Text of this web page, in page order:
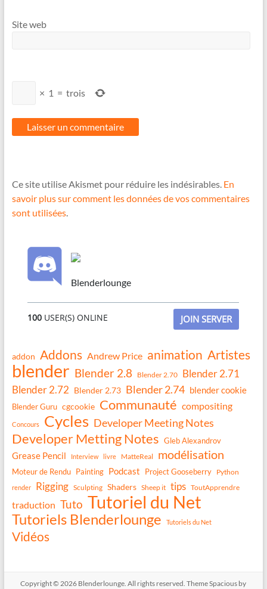
Site web
× 1 = trois
Ce site utilise Akismet pour réduire les indésirables. En
savoir plus sur comment les données de vos commentaires
sont utilisées.
Blenderlounge
100 USER(S) ONLINE JOIN SERVER
addon Addons Andrew Price animation Artistes
blender Blender 2.8 Blender 2.70
Blender 2.71
Blender 2.72 Blender 2.73 Blender 2.74 blender cookie
Blender Guru cgcookie Communauté compositing
Concours Cycles Developer Meeting Notes
Developer Metting Notes Gleb Alexandrov
Grease Pencil Interview livre MatteReal modélisation
Moteur de Rendu Painting Podcast Project Gooseberry Python
render Rigging Sculpting Shaders Sheep it tips ToutApprendre
traduction Tuto Tutoriel du Net
Tutoriels Blenderlounge Tutoriels du Net
Vidéos
Copyright © 2026 Blenderlounge . All rights reserved. ThemeSpacious by